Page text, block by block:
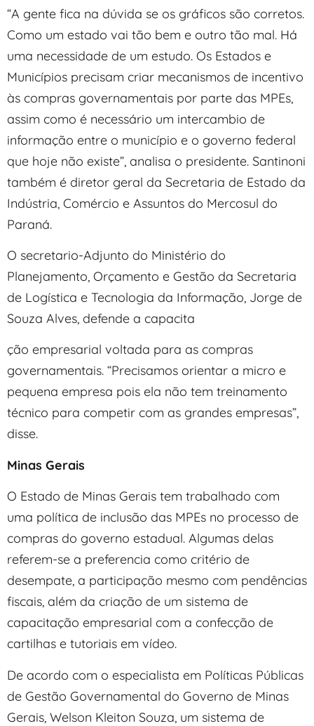
“A gente fica na dúvida se os gráficos são corretos.
Como um estado vai tão bem e outro tão mal. Há
uma necessidade de um estudo. Os Estados e
Municípios precisam criar mecanismos de incentivo
às compras governamentais por parte das MPEs,
assim como é necessário um intercambio de
informação entre o município e o governo federal
que hoje não existe”, analisa o presidente. Santinoni
também é diretor geral da Secretaria de Estado da
Indústria, Comércio e Assuntos do Mercosul do
Paraná.
O secretario-Adjunto do Ministério do
Planejamento, Orçamento e Gestão da Secretaria
de Logística e Tecnologia da Informação, Jorge de
Souza Alves, defende a capacita
ção empresarial voltada para as compras
governamentais. “Precisamos orientar a micro e
pequena empresa pois ela não tem treinamento
técnico para competir com as grandes empresas”,
disse.
Minas Gerais
O Estado de Minas Gerais tem trabalhado com
uma política de inclusão das MPEs no processo de
compras do governo estadual. Algumas delas
referem-se a preferencia como critério de
desempate, a participação mesmo com pendências
fiscais, além da criação de um sistema de
capacitação empresarial com a confecção de
cartilhas e tutoriais em vídeo.
De acordo com o especialista em Políticas Públicas
de Gestão Governamental do Governo de Minas
Gerais, Welson Kleiton Souza, um sistema de